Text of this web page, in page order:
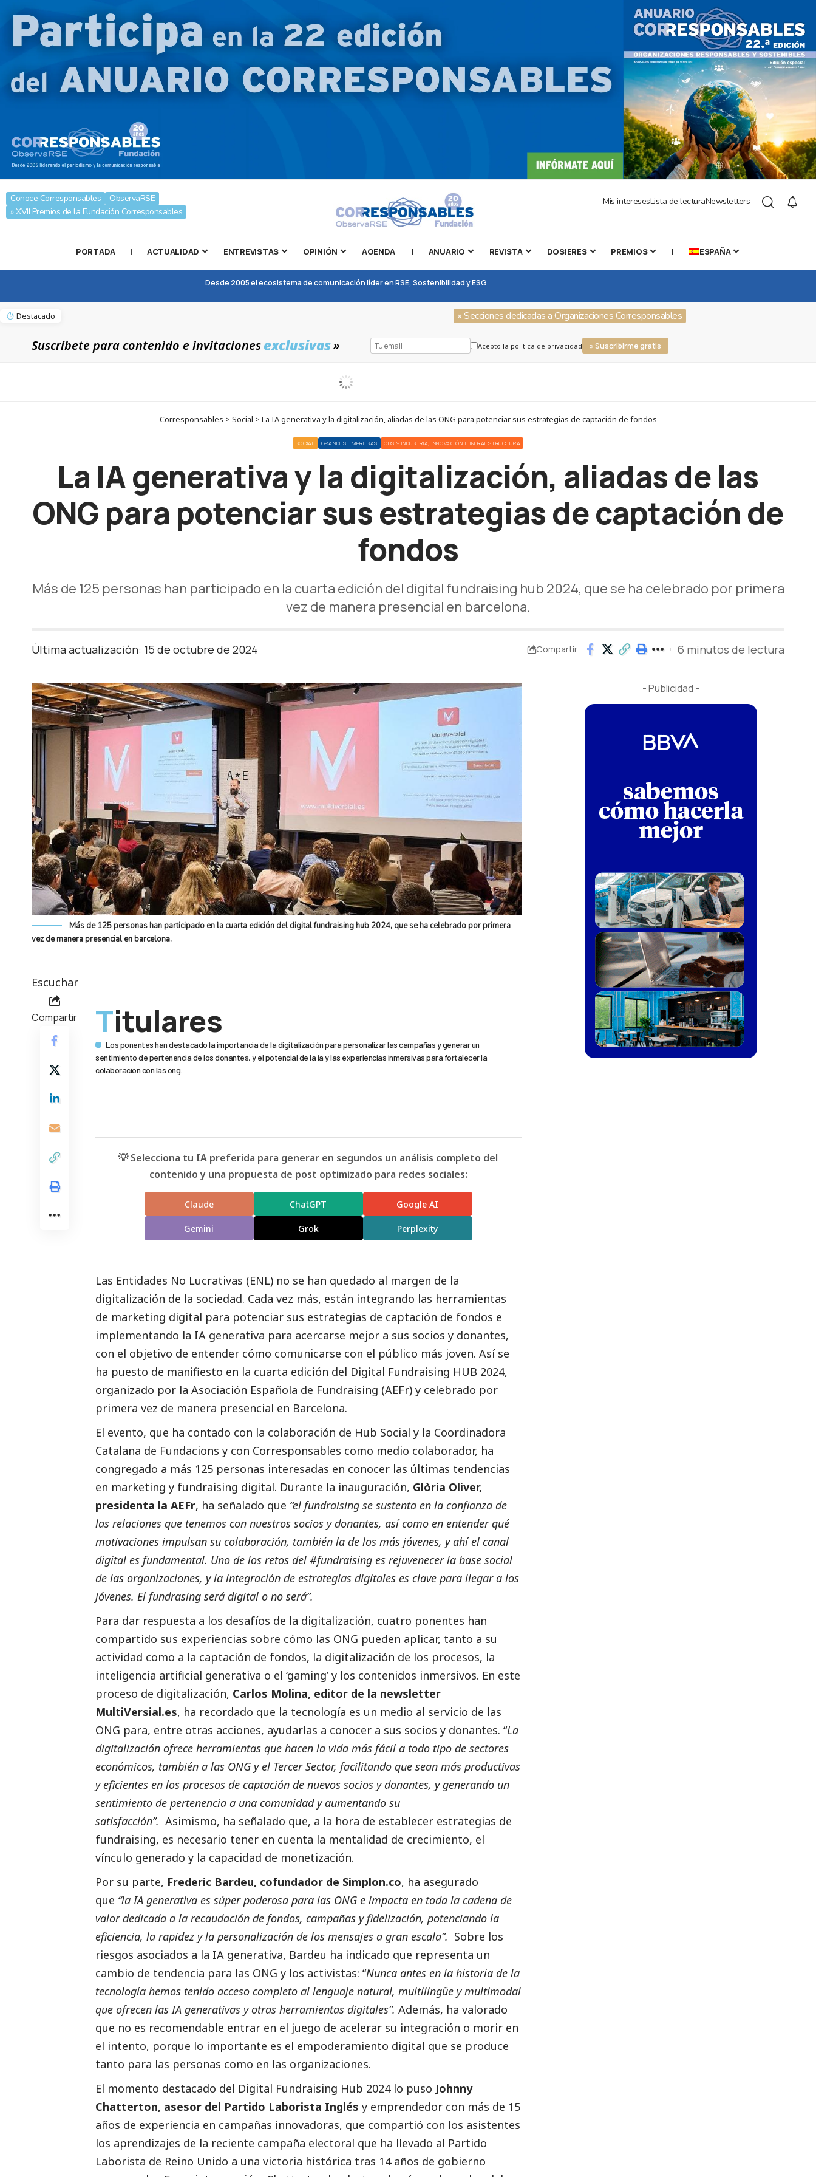
Conoce Corresponsables
ObservaRSE
» XVII Premios de la Fundación Corresponsables
Mis interesesLista de lecturaNewsletters
PORTADA | ACTUALIDAD ENTREVISTAS OPINIÓN AGENDA | ANUARIO REVISTA DOSIERES PREMIOS | ESPAÑA
Desde 2005 el ecosistema de comunicación líder en RSE, Sostenibilidad y ESG
Destacado » Secciones dedicadas a Organizaciones Corresponsables
Suscríbete para contenido e invitacionesexclusivas» Acepto la política de privacidad » Suscribirme gratis
Corresponsables > Social > La IA generativa y la digitalización, aliadas de las ONG para potenciar sus estrategias de captación de fondos
SOCIAL GRANDES EMPRESAS ODS 9 INDUSTRIA, INNOVACIÓN E INFRAESTRUCTURA
La IA generativa y la digitalización, aliadas de las
ONG para potenciar sus estrategias de captación de
fondos
Más de 125 personas han participado en la cuarta edición del digital fundraising hub 2024, que se ha celebrado por primera
vez de manera presencial en barcelona.
Última actualización: 15 de octubre de 2024 Compartir 6 minutos de lectura
Más de 125 personas han participado en la cuarta edición del digital fundraising hub 2024, que se ha celebrado por primera
vez de manera presencial en barcelona.
Escuchar
Compartir Titulares
Los ponentes han destacado la importancia de la digitalización para personalizar las campañas y generar un
sentimiento de pertenencia de los donantes, y el potencial de la ia y las experiencias inmersivas para fortalecer la
colaboración con las ong.
💡 Selecciona tu IA preferida para generar en segundos un análisis completo del
contenido y una propuesta de post optimizado para redes sociales:
Claude ChatGPT Google AI
Gemini Grok Perplexity
Las Entidades No Lucrativas (ENL) no se han quedado al margen de la
digitalización de la sociedad. Cada vez más, están integrando las herramientas
de marketing digital para potenciar sus estrategias de captación de fondos e
implementando la IA generativa para acercarse mejor a sus socios y donantes,
con el objetivo de entender cómo comunicarse con el público más joven. Así se
ha puesto de manifiesto en la cuarta edición del Digital Fundraising HUB 2024,
organizado por la Asociación Española de Fundraising (AEFr) y celebrado por
primera vez de manera presencial en Barcelona.
El evento, que ha contado con la colaboración de Hub Social y la Coordinadora
Catalana de Fundacions y con Corresponsables como medio colaborador, ha
congregado a más 125 personas interesadas en conocer las últimas tendencias
en marketing y fundraising digital. Durante la inauguración, Glòria Oliver,
presidenta la AEFr, ha señalado que “el fundraising se sustenta en la confianza de
las relaciones que tenemos con nuestros socios y donantes, así como en entender qué
motivaciones impulsan su colaboración, también la de los más jóvenes, y ahí el canal
digital es fundamental. Uno de los retos del #fundraising es rejuvenecer la base social
de las organizaciones, y la integración de estrategias digitales es clave para llegar a los
jóvenes. El fundrasing será digital o no será”.
Para dar respuesta a los desafíos de la digitalización, cuatro ponentes han
compartido sus experiencias sobre cómo las ONG pueden aplicar, tanto a su
actividad como a la captación de fondos, la digitalización de los procesos, la
inteligencia artificial generativa o el ‘gaming’ y los contenidos inmersivos. En este
proceso de digitalización, Carlos Molina, editor de la newsletter
MultiVersial.es, ha recordado que la tecnología es un medio al servicio de las
ONG para, entre otras acciones, ayudarlas a conocer a sus socios y donantes. “La
digitalización ofrece herramientas que hacen la vida más fácil a todo tipo de sectores
económicos, también a las ONG y el Tercer Sector, facilitando que sean más productivas
y eficientes en los procesos de captación de nuevos socios y donantes, y generando un
sentimiento de pertenencia a una comunidad y aumentando su
satisfacción”. Asimismo, ha señalado que, a la hora de establecer estrategias de
fundraising, es necesario tener en cuenta la mentalidad de crecimiento, el
vínculo generado y la capacidad de monetización.
Por su parte, Frederic Bardeu, cofundador de Simplon.co, ha asegurado
que “la IA generativa es súper poderosa para las ONG e impacta en toda la cadena de
valor dedicada a la recaudación de fondos, campañas y fidelización, potenciando la
eficiencia, la rapidez y la personalización de los mensajes a gran escala”. Sobre los
riesgos asociados a la IA generativa, Bardeu ha indicado que representa un
cambio de tendencia para las ONG y los activistas: “Nunca antes en la historia de la
tecnología hemos tenido acceso completo al lenguaje natural, multilingüe y multimodal
que ofrecen las IA generativas y otras herramientas digitales”. Además, ha valorado
que no es recomendable entrar en el juego de acelerar su integración o morir en
el intento, porque lo importante es el empoderamiento digital que se produce
tanto para las personas como en las organizaciones.
El momento destacado del Digital Fundraising Hub 2024 lo puso Johnny
Chatterton, asesor del Partido Laborista Inglés y emprendedor con más de 15
años de experiencia en campañas innovadoras, que compartió con los asistentes
los aprendizajes de la reciente campaña electoral que ha llevado al Partido
Laborista de Reino Unido a una victoria histórica tras 14 años de gobierno
- Publicidad -